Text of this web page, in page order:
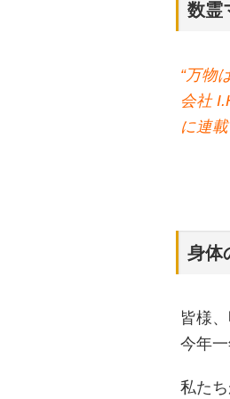
数霊
“万物
会社
に連
身体
皆様
今年
私た